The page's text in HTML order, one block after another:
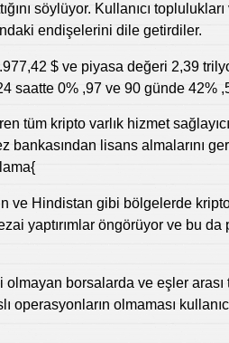
söylüyor. Kullanıcı
endişelerini dile getirdiler.
$ ve piyasa değeri 2,39
saatte 0% ,97 ve 90 günde 42%
tüm kripto varlık hizmet
lisans almalarını
ve Hindistan gibi bölgelerde
yaptırımlar öngörüyor ve bu
borsalarda ve eşler
operasyonların olmaması